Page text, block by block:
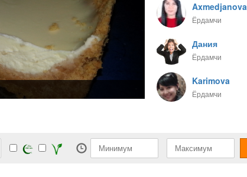
Axmedjanova
Ёрдамчи
Дания
Ёрдамчи
Karimova
Ёрдамчи